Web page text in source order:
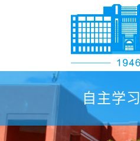
自主学习